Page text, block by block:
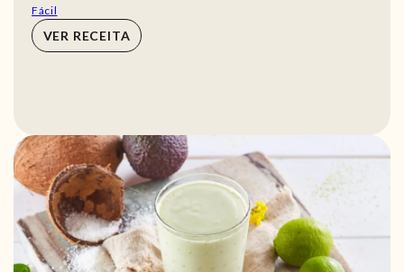
Fácil
VER RECEITA